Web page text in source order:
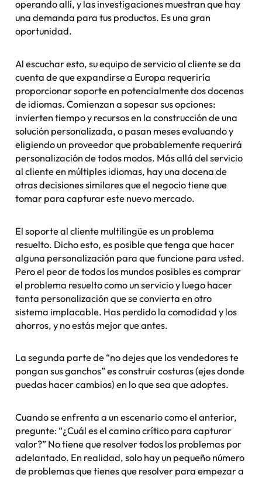
operando allí, y las investigaciones muestran que hay
una demanda para tus productos. Es una gran
oportunidad.
Al escuchar esto, su equipo de servicio al cliente se da
cuenta de que expandirse a Europa requeriría
proporcionar soporte en potencialmente dos docenas
de idiomas. Comienzan a sopesar sus opciones:
invierten tiempo y recursos en la construcción de una
solución personalizada, o pasan meses evaluando y
eligiendo un proveedor que probablemente requerirá
personalización de todos modos. Más allá del servicio
al cliente en múltiples idiomas, hay una docena de
otras decisiones similares que el negocio tiene que
tomar para capturar este nuevo mercado.
El soporte al cliente multilingüe es un problema
resuelto. Dicho esto, es posible que tenga que hacer
alguna personalización para que funcione para usted.
Pero el peor de todos los mundos posibles es comprar
el problema resuelto como un servicio y luego hacer
tanta personalización que se convierta en otro
sistema implacable. Has perdido la comodidad y los
ahorros, y no estás mejor que antes.
La segunda parte de “no dejes que los vendedores te
pongan sus ganchos” es construir costuras (ejes donde
puedas hacer cambios) en lo que sea que adoptes.
Cuando se enfrenta a un escenario como el anterior,
pregunte: “¿Cuál es el camino crítico para capturar
valor?” No tiene que resolver todos los problemas por
adelantado. En realidad, solo hay un pequeño número
de problemas que tienes que resolver para empezar a